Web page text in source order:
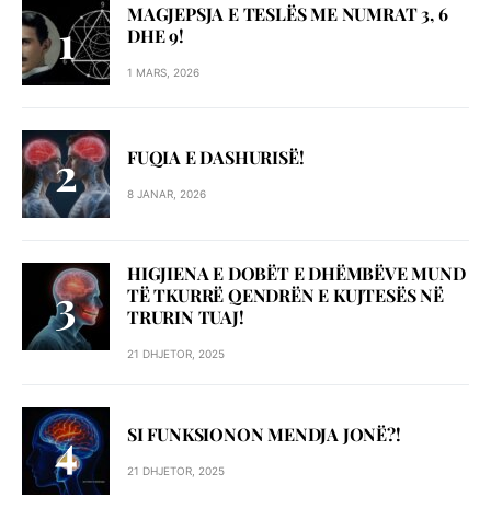
MAGJEPSJA E TESLËS ME NUMRAT 3, 6
DHE 9!
1 MARS, 2026
FUQIA E DASHURISË!
8 JANAR, 2026
HIGJIENA E DOBËT E DHËMBËVE MUND
TË TKURRË QENDRËN E KUJTESËS NË
TRURIN TUAJ!
21 DHJETOR, 2025
SI FUNKSIONON MENDJA JONË?!
21 DHJETOR, 2025